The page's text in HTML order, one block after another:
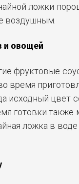
ложки
воздушным.
и овощей
фруктовые
время
исходный цвет
готовки также
ложка в